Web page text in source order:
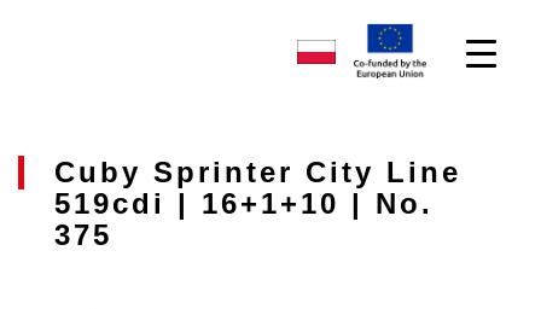
Cuby Sprinter City Line
519cdi | 16+1+10 | No.
375